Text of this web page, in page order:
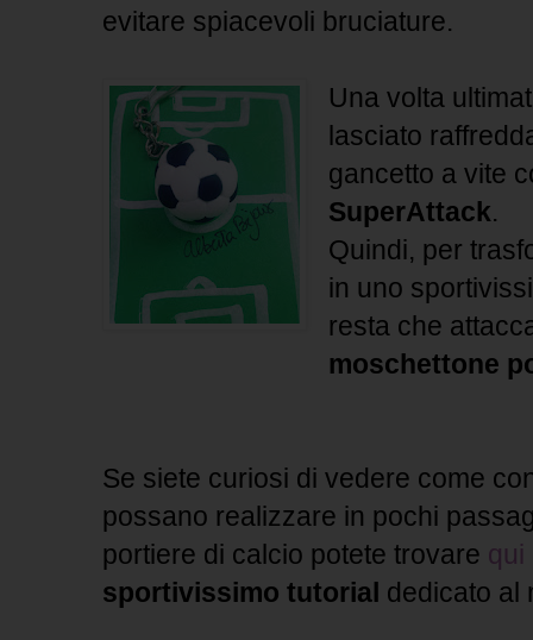
evitare spiacevoli bruciature.
Una volta
lasciato
gancetto a vite
SuperAttack.
Quindi, per
in uno
resta che
moschettone
Se siete curiosi di vedere come
possano realizzare in pochi
portiere di calcio potete trovare qui
sportivissimo tutorial dedicato al